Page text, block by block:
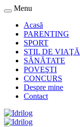
Menu
Acasă
PARENTING
SPORT
STIL DE VIAŢĂ
SĂNĂTATE
POVEŞTI
CONCURS
Despre mine
Contact